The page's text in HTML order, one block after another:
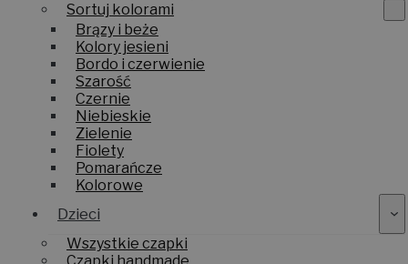
Sortuj kolorami
Brązy i beże
Kolory jesieni
Bordo i czerwienie
Szarość
Czernie
Niebieskie
Zielenie
Fiolety
Pomarańcze
Kolorowe
Dzieci
Wszystkie czapki